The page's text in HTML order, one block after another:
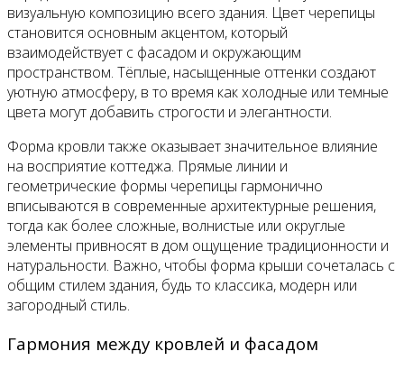
визуальную композицию всего здания. Цвет черепицы
становится основным акцентом, который
взаимодействует с фасадом и окружающим
пространством. Тёплые, насыщенные оттенки создают
уютную атмосферу, в то время как холодные или темные
цвета могут добавить строгости и элегантности.
Форма кровли также оказывает значительное влияние
на восприятие коттеджа. Прямые линии и
геометрические формы черепицы гармонично
вписываются в современные архитектурные решения,
тогда как более сложные, волнистые или округлые
элементы привносят в дом ощущение традиционности и
натуральности. Важно, чтобы форма крыши сочеталась с
общим стилем здания, будь то классика, модерн или
загородный стиль.
Гармония между кровлей и фасадом